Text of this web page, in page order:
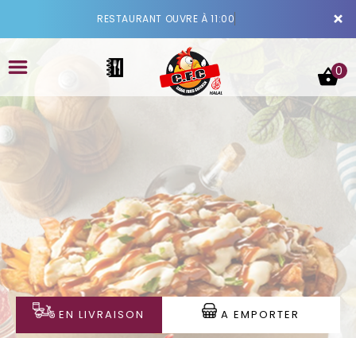
×
RESTAURANT OUVRE À 11:00
LA CARTE
VOTRE COMPTE
NOTRE RESTAURANT
VOS AVIS
0
EN LIVRAISON A EMPORTER